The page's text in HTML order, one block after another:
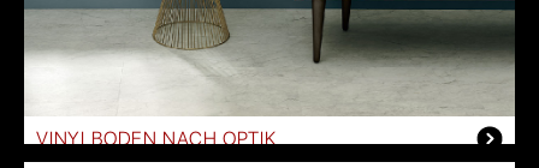
VINYLBODEN NACH OPTIK